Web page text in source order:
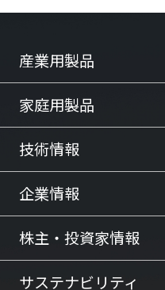
産業用製品
家庭用製品
技術情報
企業情報
株主・投資家情報
サステナビリティ